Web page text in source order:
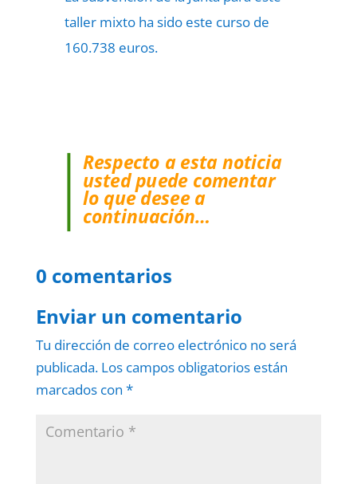
taller mixto ha sido este curso de
160.738 euros.
Respecto a esta noticia
usted puede comentar
lo que desee a
continuación…
0 comentarios
Enviar un comentario
Tu dirección de correo electrónico no será
publicada. Los campos obligatorios están
marcados con *